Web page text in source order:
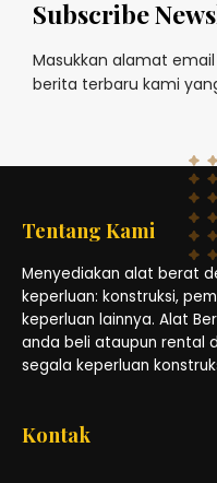
Subscribe
Masukkan alamat
berita terbaru kami
Tentang Kami
Menyediakan alat berat
keperluan: konstruksi,
keperluan lainnya. Alat
anda beli ataupun rental
segala keperluan
Kontak